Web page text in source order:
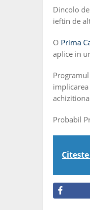
Dincolo
ieftin de
O Prima
aplice in
Probabil